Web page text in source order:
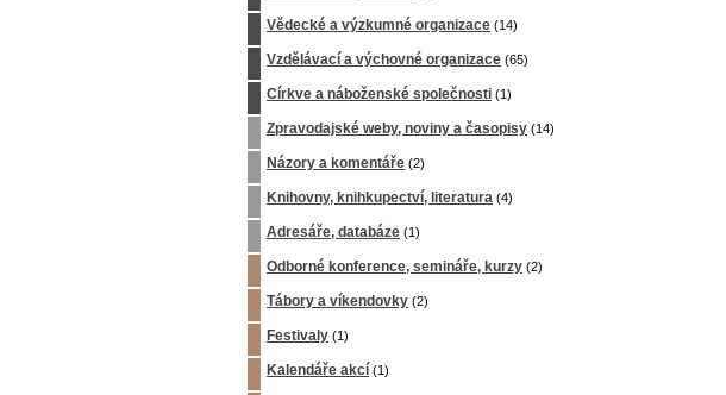
Vědecké a výzkumné organizace (14)
Vzdělávací a výchovné organizace (65)
Církve a náboženské společnosti (1)
Zpravodajské weby, noviny a časopisy (14)
Názory a komentáře (2)
Knihovny, knihkupectví, literatura (4)
Adresáře, databáze (1)
Odborné konference, semináře, kurzy (2)
Tábory a víkendovky (2)
Festivaly (1)
Kalendáře akcí (1)